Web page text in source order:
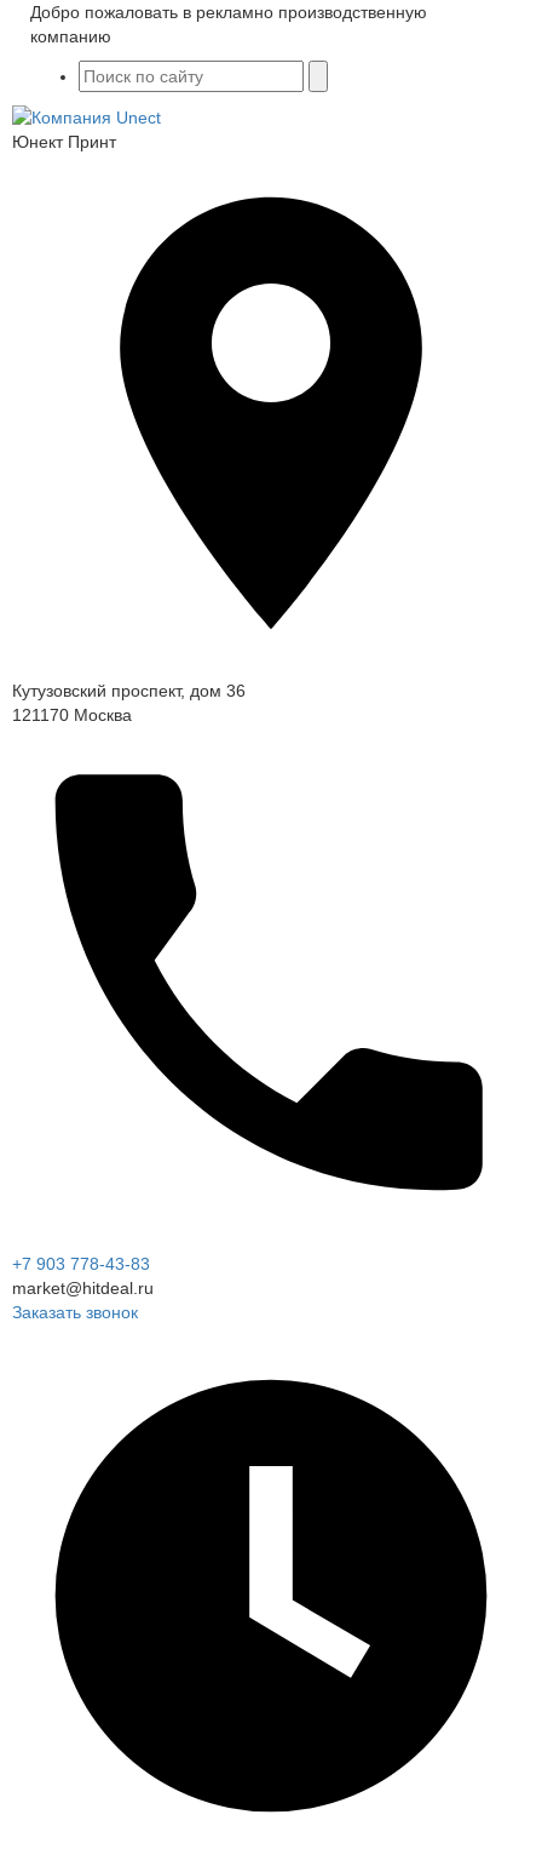
Добро пожаловать в рекламно производственную
компанию
Юнект Принт
Кутузовский проспект, дом 36
121170 Москва
+7 903 778-43-83
market@hitdeal.ru
Заказать звонок